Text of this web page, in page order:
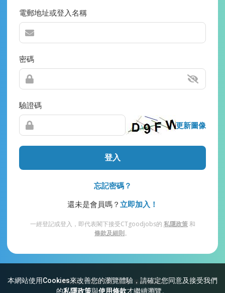
本網站使用Cookies來改善您的瀏覽體驗，請確定您同意及接受我們
的私隱政策與使用條款才繼續瀏覽。
電郵地址或登入名稱
密碼
驗證碼
更新圖像
登入
忘記密碼？
還未是會員嗎？ 立即加入！
一經登記或登入，即代表閣下接受CTgoodjobs的 私隱政策和
條款及細則。
網站索引 常見問題 私隱 條款及細則